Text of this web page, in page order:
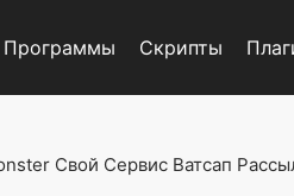
Программы Скрипты
Свой Сервис Ватсап